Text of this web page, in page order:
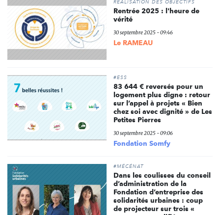
RÉALISATION DES OBJECTIFS
Rentrée 2025 : l'heure de
vérité
30 septembre 2025 - 09:46
Le RAMEAU
#ESS
83 644 € reversés pour un
logement plus digne : retour
sur l’appel à projets « Bien
chez soi avec dignité » de Les
Petites Pierres
30 septembre 2025 - 09:06
Fondation Somfy
#MÉCÉNAT
Dans les coulisses du conseil
d’administration de la
Fondation d’entreprise des
solidarités urbaines : coup
de projecteur sur trois «